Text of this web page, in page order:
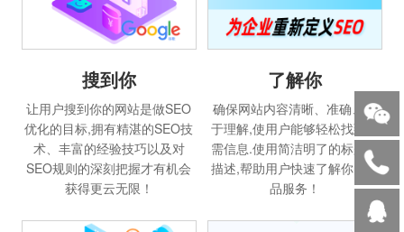
搜到你
让用户搜到你的网站是做SEO
优化的目标,拥有精湛的SEO技
术、丰富的经验技巧以及对
SEO规则的深刻把握才有机会
获得更云无限！
了解你
确保网站内容清晰、准确、易
于理解,使用户能够轻松找到所
需信息.使用简洁明了的标题和
描述,帮助用户快速了解你的产
品服务！